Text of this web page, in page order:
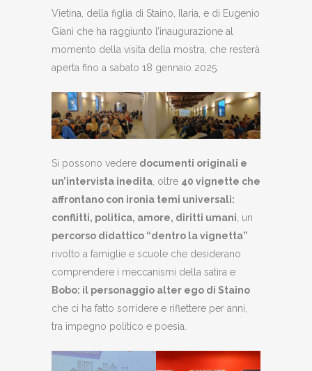
Vietina, della figlia di Staino, Ilaria, e di Eugenio
Giani che ha raggiunto l’inaugurazione al
momento della visita della mostra, che resterà
aperta fino a sabato 18 gennaio 2025.
Si possono vedere documenti originali e
un’intervista inedita, oltre 40 vignette che
affrontano con ironia temi universali:
conflitti, politica, amore, diritti umani, un
percorso didattico “dentro la vignetta”
rivolto a famiglie e scuole che desiderano
comprendere i meccanismi della satira e
Bobo: il personaggio alter ego di Staino
che ci ha fatto sorridere e riflettere per anni,
tra impegno politico e poesia.